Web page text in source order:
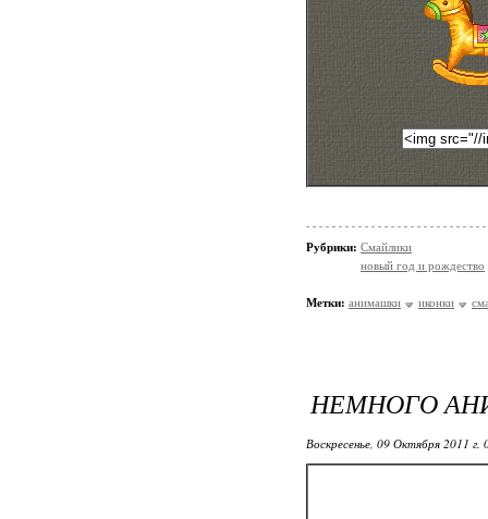
Рубрики: Смайлики
новый год и рождество
Метки: анимашки иконки
НЕМНОГО
Воскресенье, 09 Октября 2011